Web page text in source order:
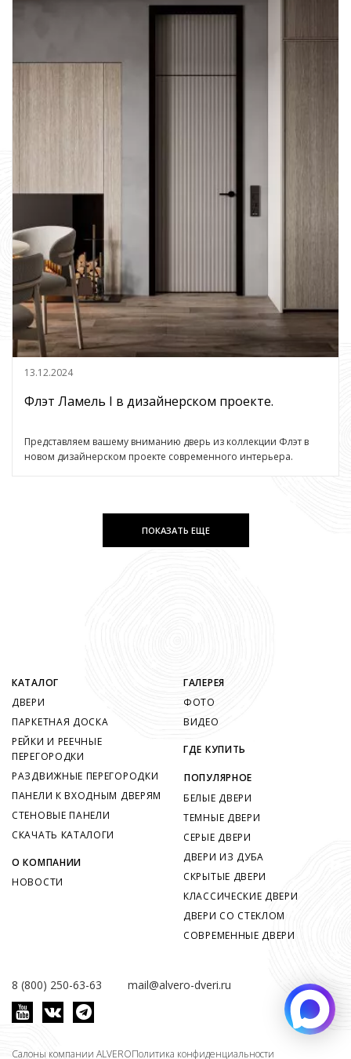
13.12.2024
Флэт Ламель I в дизайнерском проекте.
Представляем вашему вниманию дверь из коллекции Флэт в
новом дизайнерском проекте современного интерьера.
ПОКАЗАТЬ ЕЩЕ
8 (800) 250-63-63 mail@alvero-dveri.ru
КАТАЛОГ
ДВЕРИ
ПАРКЕТНАЯ ДОСКА
РЕЙКИ И РЕЕЧНЫЕ
ПЕРЕГОРОДКИ
РАЗДВИЖНЫЕ ПЕРЕГОРОДКИ
ПАНЕЛИ К ВХОДНЫМ ДВЕРЯМ
СТЕНОВЫЕ ПАНЕЛИ
СКАЧАТЬ КАТАЛОГИ
О КОМПАНИИ
НОВОСТИ
ГАЛЕРЕЯ
ФОТО
ВИДЕО
ГДЕ КУПИТЬ
ПОПУЛЯРНОЕ
БЕЛЫЕ ДВЕРИ
ТЕМНЫЕ ДВЕРИ
СЕРЫЕ ДВЕРИ
ДВЕРИ ИЗ ДУБА
СКРЫТЫЕ ДВЕРИ
КЛАССИЧЕСКИЕ ДВЕРИ
ДВЕРИ СО СТЕКЛОМ
СОВРЕМЕННЫЕ ДВЕРИ
Салоны компании ALVEROПолитика конфиденциальности